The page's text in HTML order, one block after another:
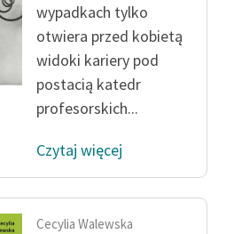
wypadkach tylko
otwiera przed kobietą
widoki kariery pod
postacią katedr
profesorskich...
Czytaj więcej
Cecylia Walewska